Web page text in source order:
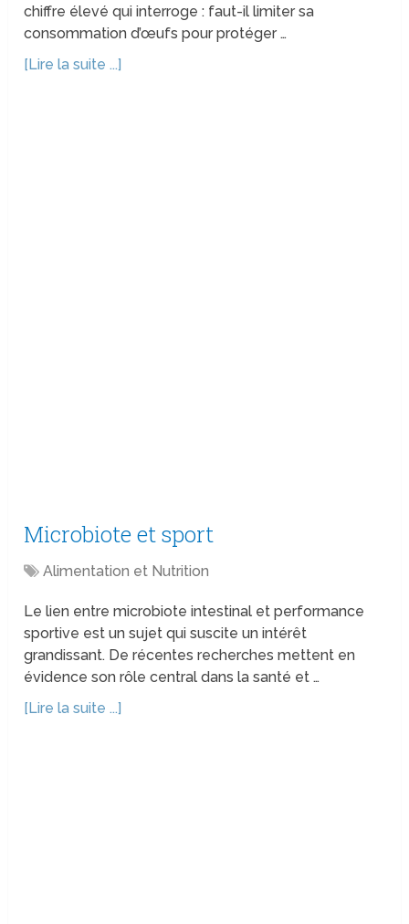
chiffre élevé qui interroge : faut-il limiter sa
consommation d’œufs pour protéger …
[Lire la suite ...]
Microbiote et sport
Alimentation et Nutrition
Le lien entre microbiote intestinal et performance
sportive est un sujet qui suscite un intérêt
grandissant. De récentes recherches mettent en
évidence son rôle central dans la santé et …
[Lire la suite ...]